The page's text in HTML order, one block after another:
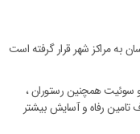
به مراکز شهر قرار گرفته است
و سوئیت همچنین رستوران ،
تامین رفاه و آسایش بیشتر